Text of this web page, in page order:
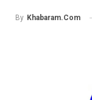
By Khabaram.Com